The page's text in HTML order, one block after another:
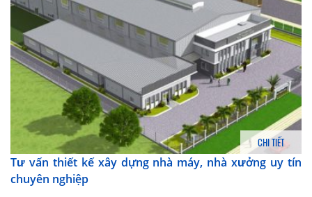
CHI TIẾT
Tư vấn thiết kế xây dựng nhà máy, nhà xưởng uy tín
chuyên nghiệp